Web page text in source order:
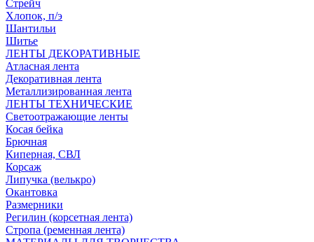
Стрейч
Хлопок, п/э
Шантильи
Шитье
ЛЕНТЫ ДЕКОРАТИВНЫЕ
Атласная лента
Декоративная лента
Металлизированная лента
ЛЕНТЫ ТЕХНИЧЕСКИЕ
Светоотражающие ленты
Косая бейка
Брючная
Киперная, СВЛ
Корсаж
Липучка (велькро)
Окантовка
Размерники
Регилин (корсетная лента)
Стропа (ременная лента)